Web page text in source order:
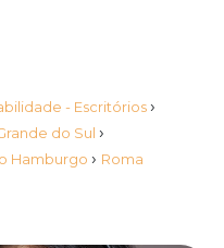
- Escritórios ›
do Sul ›
Hamburgo › Roma